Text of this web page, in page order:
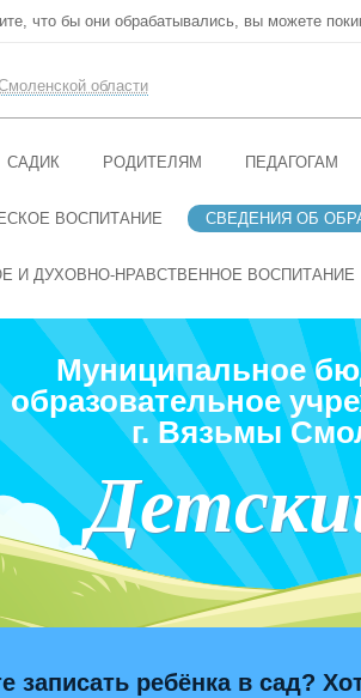
что бы они обрабатывались, вы можете
области
САДИК РОДИТЕЛЯМ ПЕДАГОГАМ
ВОСПИТАНИЕ СВЕДЕНИЯ ОБ
И ДУХОВНО-НРАВСТВЕННОЕ ВОСПИТАНИЕ
Муниципальное
образовательное
г. Вязьмы
записать ребёнка в сад?